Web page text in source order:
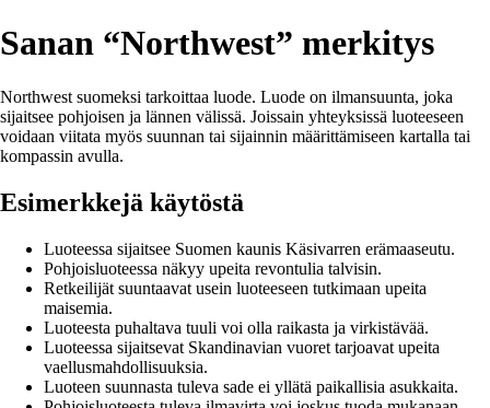
Sanan “Northwest” merkitys
Northwest suomeksi tarkoittaa luode. Luode on ilmansuunta, joka
sijaitsee pohjoisen ja lännen välissä. Joissain yhteyksissä luoteeseen
voidaan viitata myös suunnan tai sijainnin määrittämiseen kartalla tai
kompassin avulla.
Esimerkkejä käytöstä
Luoteessa sijaitsee Suomen kaunis Käsivarren erämaaseutu.
Pohjoisluoteessa näkyy upeita revontulia talvisin.
Retkeilijät suuntaavat usein luoteeseen tutkimaan upeita
maisemia.
Luoteesta puhaltava tuuli voi olla raikasta ja virkistävää.
Luoteessa sijaitsevat Skandinavian vuoret tarjoavat upeita
vaellusmahdollisuuksia.
Luoteen suunnasta tuleva sade ei yllätä paikallisia asukkaita.